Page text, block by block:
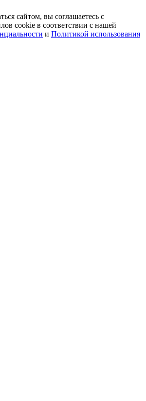
сайтом, вы соглашаетесь с
cookie в соответствии с нашей
и Политикой использования